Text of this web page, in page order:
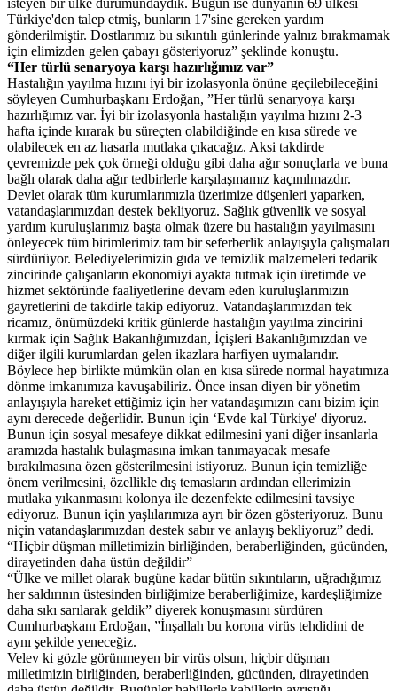
isteyen bir ülke durumundaydık. Bugün ise dünyanın 69 ülkesi
Türkiye'den talep etmiş, bunların 17'sine gereken yardım
gönderilmiştir. Dostlarımız bu sıkıntılı günlerinde yalnız bırakmamak
için elimizden gelen çabayı gösteriyoruz” şeklinde konuştu.
“Her türlü senaryoya karşı hazırlığımız var”
Hastalığın yayılma hızını iyi bir izolasyonla önüne geçilebileceğini
söyleyen Cumhurbaşkanı Erdoğan, ”Her türlü senaryoya karşı
hazırlığımız var. İyi bir izolasyonla hastalığın yayılma hızını 2-3
hafta içinde kırarak bu süreçten olabildiğinde en kısa sürede ve
olabilecek en az hasarla mutlaka çıkacağız. Aksi takdirde
çevremizde pek çok örneği olduğu gibi daha ağır sonuçlarla ve buna
bağlı olarak daha ağır tedbirlerle karşılaşmamız kaçınılmazdır.
Devlet olarak tüm kurumlarımızla üzerimize düşenleri yaparken,
vatandaşlarımızdan destek bekliyoruz. Sağlık güvenlik ve sosyal
yardım kuruluşlarımız başta olmak üzere bu hastalığın yayılmasını
önleyecek tüm birimlerimiz tam bir seferberlik anlayışıyla çalışmaları
sürdürüyor. Belediyelerimizin gıda ve temizlik malzemeleri tedarik
zincirinde çalışanların ekonomiyi ayakta tutmak için üretimde ve
hizmet sektöründe faaliyetlerine devam eden kuruluşlarımızın
gayretlerini de takdirle takip ediyoruz. Vatandaşlarımızdan tek
ricamız, önümüzdeki kritik günlerde hastalığın yayılma zincirini
kırmak için Sağlık Bakanlığımızdan, İçişleri Bakanlığımızdan ve
diğer ilgili kurumlardan gelen ikazlara harfiyen uymalarıdır.
Böylece hep birlikte mümkün olan en kısa sürede normal hayatımıza
dönme imkanımıza kavuşabiliriz. Önce insan diyen bir yönetim
anlayışıyla hareket ettiğimiz için her vatandaşımızın canı bizim için
aynı derecede değerlidir. Bunun için ‘Evde kal Türkiye' diyoruz.
Bunun için sosyal mesafeye dikkat edilmesini yani diğer insanlarla
aramızda hastalık bulaşmasına imkan tanımayacak mesafe
bırakılmasına özen gösterilmesini istiyoruz. Bunun için temizliğe
önem verilmesini, özellikle dış temasların ardından ellerimizin
mutlaka yıkanmasını kolonya ile dezenfekte edilmesini tavsiye
ediyoruz. Bunun için yaşlılarımıza ayrı bir özen gösteriyoruz. Bunu
niçin vatandaşlarımızdan destek sabır ve anlayış bekliyoruz” dedi.
“Hiçbir düşman milletimizin birliğinden, beraberliğinden, gücünden,
dirayetinden daha üstün değildir”
“Ülke ve millet olarak bugüne kadar bütün sıkıntıların, uğradığımız
her saldırının üstesinden birliğimize beraberliğimize, kardeşliğimize
daha sıkı sarılarak geldik” diyerek konuşmasını sürdüren
Cumhurbaşkanı Erdoğan, ”İnşallah bu korona virüs tehdidini de
aynı şekilde yeneceğiz.
Velev ki gözle görünmeyen bir virüs olsun, hiçbir düşman
milletimizin birliğinden, beraberliğinden, gücünden, dirayetinden